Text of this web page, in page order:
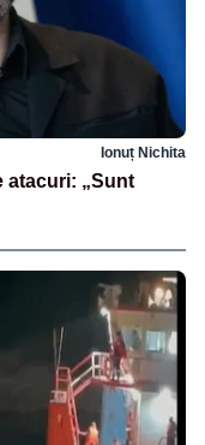
Ionuț Nichita
atacuri: „Sunt